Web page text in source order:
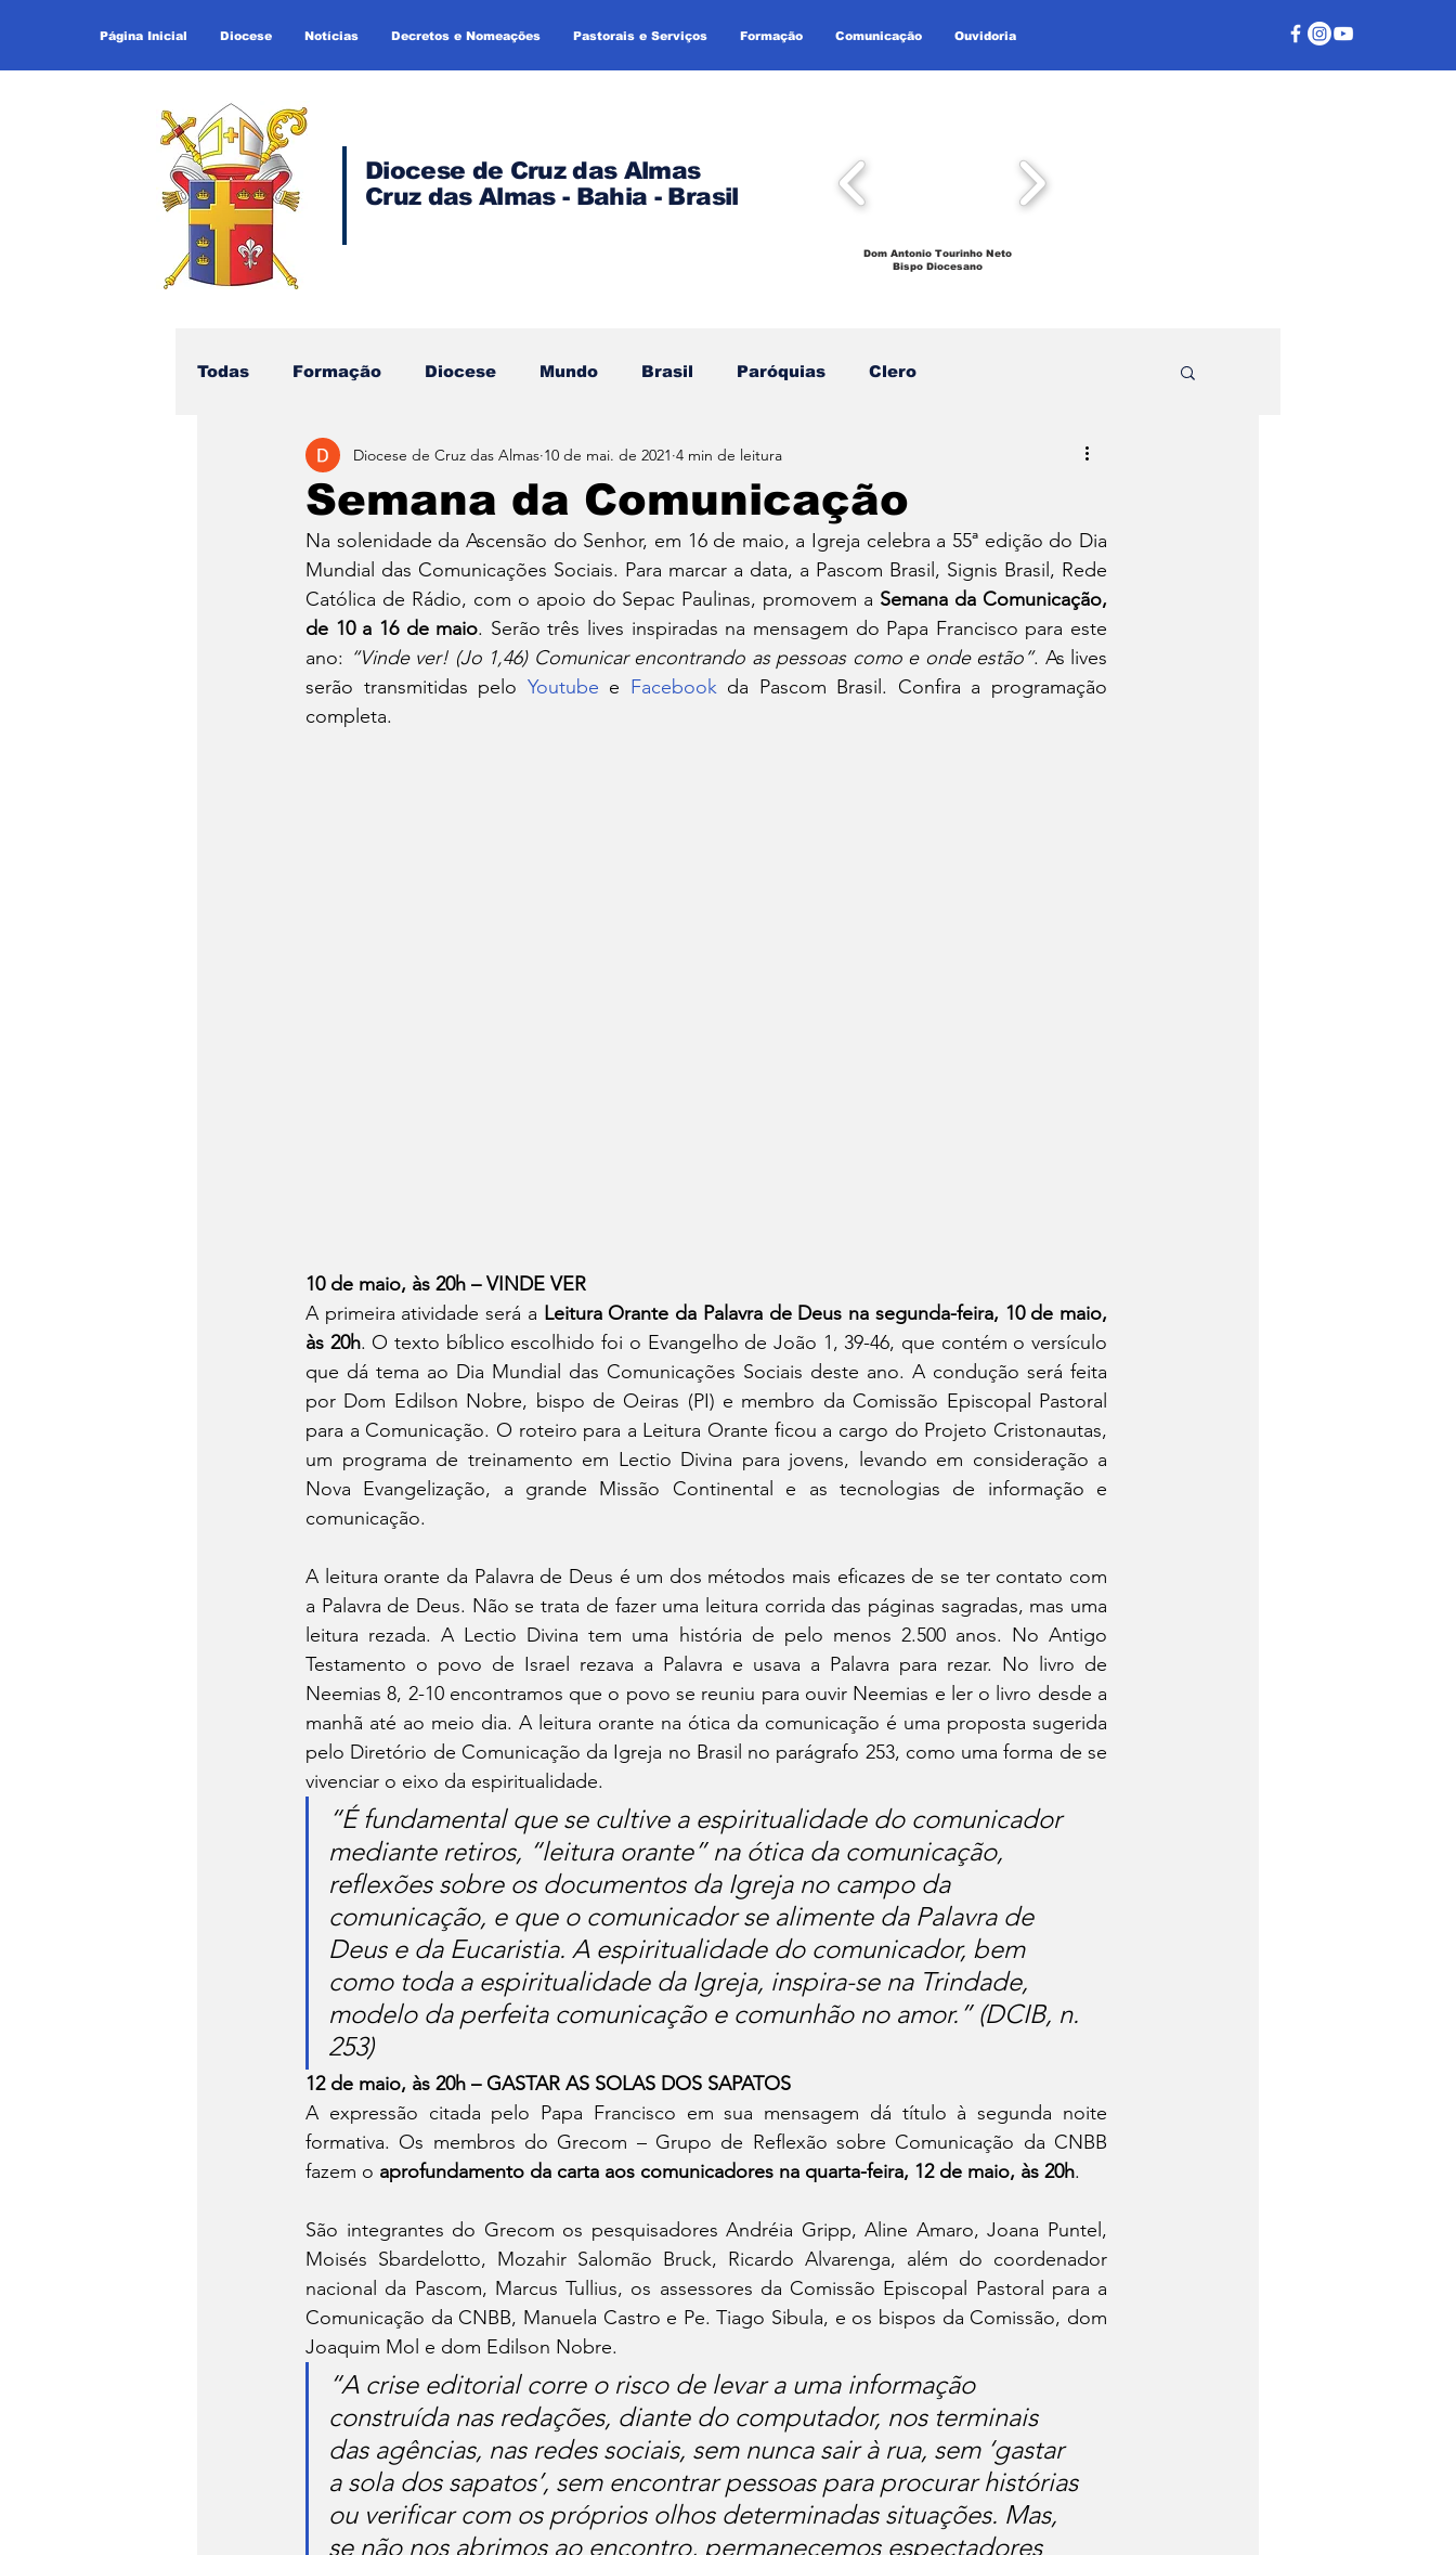
Página Inicial Diocese Notícias Decretos e Nomeações Pastorais e Serviços Formação Comunicação Ouvidoria
Diocese de Cruz das Almas
Cruz das Almas - Bahia - Brasil
Dom Antonio Tourinho Neto
Bispo Diocesano
Todas Formação Diocese Mundo Brasil Paróquias Clero
Semana da Comunicação
Diocese de Cruz das Almas 10 de mai. de 2021 4 min de leitura
Na solenidade da Ascensão do Senhor, em 16 de maio, a Igreja celebra a 55ª edição do Dia
Mundial das Comunicações Sociais. Para marcar a data, a Pascom Brasil, Signis Brasil, Rede
Católica de Rádio, com o apoio do Sepac Paulinas, promovem a Semana da Comunicação,
de 10 a 16 de maio. Serão três lives inspiradas na mensagem do Papa Francisco para este
ano: “Vinde ver! (Jo 1,46) Comunicar encontrando as pessoas como e onde estão”. As lives
serão transmitidas pelo Youtube e Facebook da Pascom Brasil. Confira a programação
completa.
10 de maio, às 20h – VINDE VER
A primeira atividade será a Leitura Orante da Palavra de Deus na segunda-feira, 10 de maio,
às 20h. O texto bíblico escolhido foi o Evangelho de João 1, 39-46, que contém o versículo
que dá tema ao Dia Mundial das Comunicações Sociais deste ano. A condução será feita
por Dom Edilson Nobre, bispo de Oeiras (PI) e membro da Comissão Episcopal Pastoral
para a Comunicação. O roteiro para a Leitura Orante ficou a cargo do Projeto Cristonautas,
um programa de treinamento em Lectio Divina para jovens, levando em consideração a
Nova Evangelização, a grande Missão Continental e as tecnologias de informação e
comunicação.
A leitura orante da Palavra de Deus é um dos métodos mais eficazes de se ter contato com
a Palavra de Deus. Não se trata de fazer uma leitura corrida das páginas sagradas, mas uma
leitura rezada. A Lectio Divina tem uma história de pelo menos 2.500 anos. No Antigo
Testamento o povo de Israel rezava a Palavra e usava a Palavra para rezar. No livro de
Neemias 8, 2-10 encontramos que o povo se reuniu para ouvir Neemias e ler o livro desde a
manhã até ao meio dia. A leitura orante na ótica da comunicação é uma proposta sugerida
pelo Diretório de Comunicação da Igreja no Brasil no parágrafo 253, como uma forma de se
vivenciar o eixo da espiritualidade.
“É fundamental que se cultive a espiritualidade do comunicador
mediante retiros, “leitura orante” na ótica da comunicação,
reflexões sobre os documentos da Igreja no campo da
comunicação, e que o comunicador se alimente da Palavra de
Deus e da Eucaristia. A espiritualidade do comunicador, bem
como toda a espiritualidade da Igreja, inspira-se na Trindade,
modelo da perfeita comunicação e comunhão no amor.” (DCIB, n.
253)
12 de maio, às 20h – GASTAR AS SOLAS DOS SAPATOS
A expressão citada pelo Papa Francisco em sua mensagem dá título à segunda noite
formativa. Os membros do Grecom – Grupo de Reflexão sobre Comunicação da CNBB
fazem o aprofundamento da carta aos comunicadores na quarta-feira, 12 de maio, às 20h.
São integrantes do Grecom os pesquisadores Andréia Gripp, Aline Amaro, Joana Puntel,
Moisés Sbardelotto, Mozahir Salomão Bruck, Ricardo Alvarenga, além do coordenador
nacional da Pascom, Marcus Tullius, os assessores da Comissão Episcopal Pastoral para a
Comunicação da CNBB, Manuela Castro e Pe. Tiago Sibula, e os bispos da Comissão, dom
Joaquim Mol e dom Edilson Nobre.
“A crise editorial corre o risco de levar a uma informação
construída nas redações, diante do computador, nos terminais
das agências, nas redes sociais, sem nunca sair à rua, sem ‘gastar
a sola dos sapatos’, sem encontrar pessoas para procurar histórias
ou verificar com os próprios olhos determinadas situações. Mas,
se não nos abrimos ao encontro, permanecemos espectadores